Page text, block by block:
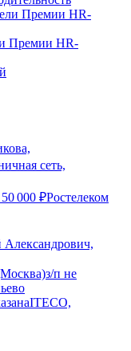
Премии HR-
сеть,
50 000 ₽Ростелеком
з/п не
ITECO,